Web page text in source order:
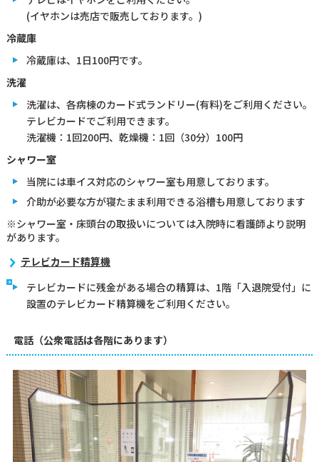
(イヤホンは売店で販売しております。)
冷蔵庫
冷蔵庫は、1日100円です。
洗濯
洗濯は、各病棟のカード式ランドリー(有料)をご利用ください。
テレビカードでご利用できます。
洗濯機：1回200円、乾燥機：1回（30分）100円
シャワー室
当院には車イス対応のシャワー室も用意しております。
介助が必要な方が寝たまま利用できる浴槽も用意しております
※シャワー室・床頭台の取扱いについては入院時に看護師より説明
があります。
テレビカード精算機
テレビカードに残金がある場合の精算は、1階「入退院受付」に
設置のテレビカード精算機をご利用ください。
電話（公衆電話は各階にあります）